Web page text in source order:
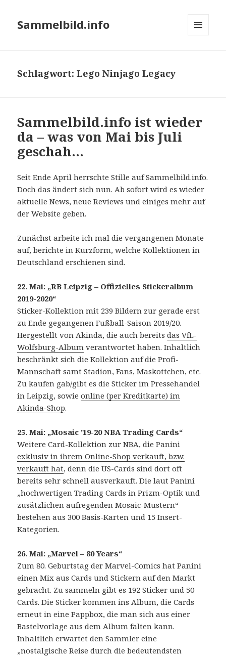
Sammelbild.info
Schlagwort:Lego Ninjago Legacy
Sammelbild.info ist wieder
da – was von Mai bis Juli
geschah…
Seit Ende April herrschte Stille auf Sammelbild.info.
Doch das ändert sich nun. Ab sofort wird es wieder
aktuelle News, neue Reviews und einiges mehr auf
der Website geben.
Zunächst arbeite ich mal die vergangenen Monate
auf, berichte in Kurzform, welche Kollektionen in
Deutschland erschienen sind.
22. Mai: „RB Leipzig – Offizielles Stickeralbum
2019-2020“
Sticker-Kollektion mit 239 Bildern zur gerade erst
zu Ende gegangenen Fußball-Saison 2019/20.
Hergestellt von Akinda, die auch bereitsdas VfL-
Wolfsburg-Album verantwortet haben. Inhaltlich
beschränkt sich die Kollektion auf die Profi-
Mannschaft samt Stadion, Fans, Maskottchen, etc.
Zu kaufen gab/gibt es die Sticker im Pressehandel
in Leipzig, sowieonline (per Kreditkarte) im
Akinda-Shop.
25. Mai: „Mosaic ’19-20 NBA Trading Cards“
Weitere Card-Kollektion zur NBA, die Panini
exklusiv in ihrem Online-Shop verkauft, bzw.
verkauft hat, denn die US-Cards sind dort oft
bereits sehr schnell ausverkauft. Die laut Panini
„hochwertigen Trading Cards in Prizm-Optik und
zusätzlichen aufregenden Mosaic-Mustern“
bestehen aus 300 Basis-Karten und 15 Insert-
Kategorien.
26. Mai: „Marvel – 80 Years“
Zum 80. Geburtstag der Marvel-Comics hat Panini
einen Mix aus Cards und Stickern auf den Markt
gebracht. Zu sammeln gibt es 192 Sticker und 50
Cards. Die Sticker kommen ins Album, die Cards
erneut in eine Pappbox, die man sich aus einer
Bastelvorlage aus dem Album falten kann.
Inhaltlich erwartet den Sammler eine
„nostalgische Reise durch die bedeutendsten